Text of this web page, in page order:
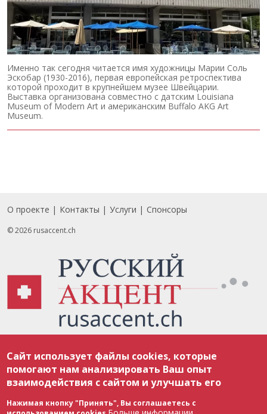
Именно так сегодня читается имя художницы Марии Соль
Эскобар (1930-2016), первая европейская ретроспектива
которой проходит в крупнейшем музее Швейцарии.
Выставка организована совместно с датским Louisiana
Museum of Modern Art и американским Buffalo AKG Art
Museum.
Footer
О проекте Контакты Услуги Спонсоры
© 2026 rusaccent.ch
соответствии с законодательством Швейцарии об авторском праве и
международными соглашениями. Полное или частичное использование
материалов возможно только с разрешения редакции. В случае полного
или частичного воспроизведения материалов сайта rusaccent.ch,
ОБЯЗАТЕЛЬНА АКТИВНАЯ ГИПЕРССЫЛКА на конкретный заимствованный
текст. Фотоизображения, размещенные редакцией rusaccent.ch, являются
ее исключительной собственностью. Полное или частичное
Сайт использует файлы cookies, которые
помогают нам анализировать Ваш опыт
взаимодействия с сайтом и улучшать его
Нажимая кнопку "Принять", Вы соглашаетесь с